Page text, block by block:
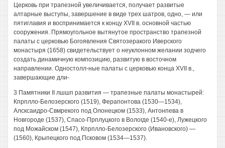
Церковь при трапезной увеличивается, получает развитые
алтарные выступы, завершение в виде трех шатров, одно, — или
пятиглавия и воспринимается к концу XVII в. основной частью
сооружения. Прямоугольное вытянутое пространство трапезной
палаты с церковью Богоявления Святозеракого Иверского
монастыря (1658) свидетельствует о неуклонном желании зодчего
создать динамичную композицию, развитую в восточном
направлении. Одностолл-ные палаты с церковью конца XVII в.,
завершающие дли-
3 Памятники II лшшп развития — трапезные палаты монастырей:
Кпрплло-Белозерского (1519), Ферапонтова (1530—1534),
Алсксаидро-Свмрекого под Олонецком (1533), Антонпева в
Новгороде (1537), Спасо-Прплуцкого в Вологде (1540-е), Лужецкого
под Можайском (1547), Кпрплло-Белозерского (Ивановского) —
(1560), Крыпецкого под Псковом (1534—1537).